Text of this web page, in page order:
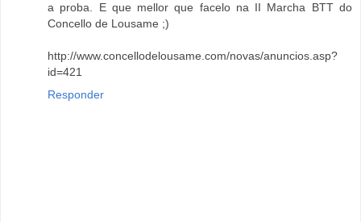
a proba. E que mellor que facelo na II Marcha BTT do
Concello de Lousame ;)
http://www.concellodelousame.com/novas/anuncios.asp?
id=421
Responder